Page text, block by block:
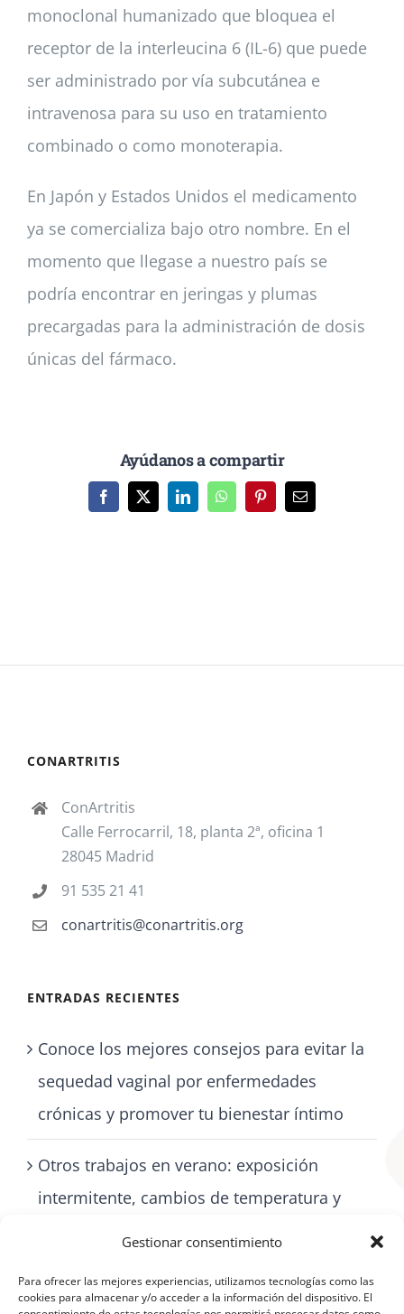
Gestionar consentimiento
Para ofrecer las mejores experiencias, utilizamos tecnologías como las
cookies para almacenar y/o acceder a la información del dispositivo. El
monoclonal humanizado que bloquea el
receptor de la interleucina 6 (IL-6) que puede
ser administrado por vía subcutánea e
intravenosa para su uso en tratamiento
combinado o como monoterapia.
En Japón y Estados Unidos el medicamento
ya se comercializa bajo otro nombre. En el
momento que llegase a nuestro país se
podría encontrar en jeringas y plumas
precargadas para la administración de dosis
únicas del fármaco.
Ayúdanos a compartir
Facebook
X LinkedInWhatsAppPinterestCorreo
electrónico
CONARTRITIS
ConArtritis
Calle Ferrocarril, 18, planta 2ª, oficina 1
28045 Madrid
91 535 21 41
conartritis@conartritis.org
ENTRADAS RECIENTES
Conoce los mejores consejos para evitar la
sequedad vaginal por enfermedades
crónicas y promover tu bienestar íntimo
Otros trabajos en verano: exposición
intermitente, cambios de temperatura y